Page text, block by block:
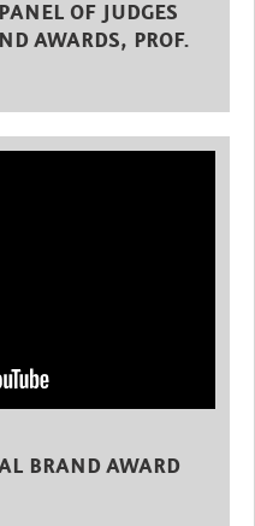
OF JUDGES
AWARDS, PROF.
BRAND AWARD